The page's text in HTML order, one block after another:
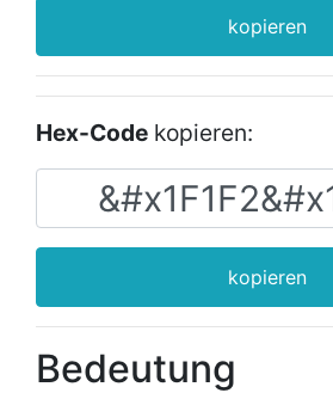
kopieren
Hex-Code kopieren:
kopieren
Bedeutung